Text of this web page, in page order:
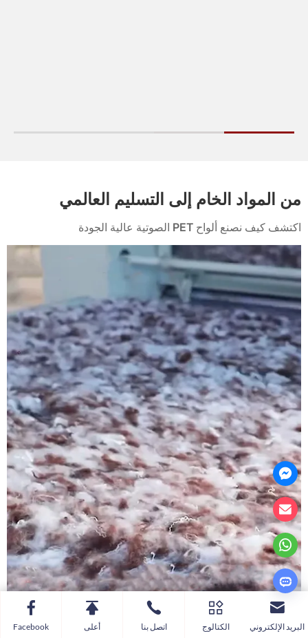
من المواد الخام إلى التسليم العالمي
اكتشف كيف نصنع ألواح PET الصوتية عالية الجودة
100% من ألياف البوليستر، فقط 20% محتوى معاد تدويره
البريد الإلكتروني الكتالوج اتصل بنا أعلى Facebook